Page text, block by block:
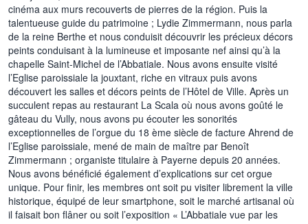
cinéma aux murs recouverts de pierres de la région. Puis la
talentueuse guide du patrimoine ; Lydie Zimmermann, nous parla
de la reine Berthe et nous conduisit découvrir les précieux décors
peints conduisant à la lumineuse et imposante nef ainsi qu’à la
chapelle Saint-Michel de l’Abbatiale. Nous avons ensuite visité
l’Eglise paroissiale la jouxtant, riche en vitraux puis avons
découvert les salles et décors peints de l’Hôtel de Ville. Après un
succulent repas au restaurant La Scala où nous avons goûté le
gâteau du Vully, nous avons pu écouter les sonorités
exceptionnelles de l’orgue du 18 ème siècle de facture Ahrend de
l’Eglise paroissiale, mené de main de maître par Benoît
Zimmermann ; organiste titulaire à Payerne depuis 20 années.
Nous avons bénéficié également d’explications sur cet orgue
unique. Pour finir, les membres ont soit pu visiter librement la ville
historique, équipé de leur smartphone, soit le marché artisanal où
il faisait bon flâner ou soit l’exposition « L’Abbatiale vue par les